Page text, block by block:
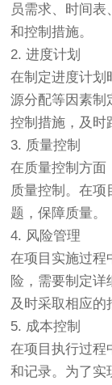
员需求、时间表
和控制措施。
2. 进度计划
在制定进度计划
源分配等因素制
控制措施，及时
3. 质量控制
在质量控制方面
质量控制。在项
题，保障质量。
4. 风险管理
在项目实施过程
险，需要制定详
及时采取相应的
5. 成本控制
在项目执行过程
和记录。为了实